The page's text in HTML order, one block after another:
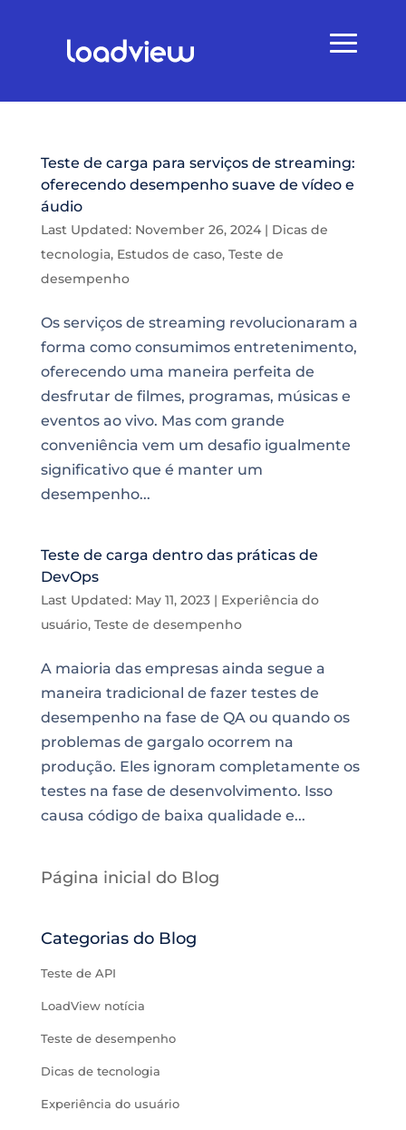
Teste de carga para serviços de streaming:
oferecendo desempenho suave de vídeo e
áudio
Last Updated: November 26, 2024| Dicas de
tecnologia, Estudos de caso, Teste de
desempenho
Os serviços de streaming revolucionaram a
forma como consumimos entretenimento,
oferecendo uma maneira perfeita de
desfrutar de filmes, programas, músicas e
eventos ao vivo. Mas com grande
conveniência vem um desafio igualmente
significativo que é manter um
desempenho...
Teste de carga dentro das práticas de
DevOps
Last Updated: May 11, 2023| Experiência do
usuário, Teste de desempenho
A maioria das empresas ainda segue a
maneira tradicional de fazer testes de
desempenho na fase de QA ou quando os
problemas de gargalo ocorrem na
produção. Eles ignoram completamente os
testes na fase de desenvolvimento. Isso
causa código de baixa qualidade e...
Página inicial do Blog
Categorias do Blog
Teste de API
LoadView notícia
Teste de desempenho
Dicas de tecnologia
Experiência do usuário